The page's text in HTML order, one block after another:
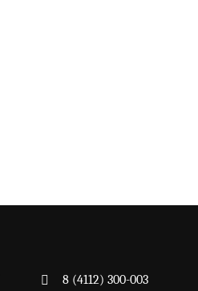
8 (4112) 300-003